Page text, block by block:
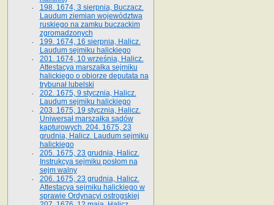
198. 1674, 3 sierpnia, Buczacz.
Laudum ziemian województwa
ruskiego na zamku buczackim
zgromadzonych
199. 1674, 16 sierpnia, Halicz.
Laudum sejmiku halickiego
201. 1674, 10 września, Halicz.
Attestacya marszałka sejmiku
halickiego o obiorze deputata na
trybunał lubelski
202. 1675, 9 stycznia, Halicz.
Laudum sejmiku halickiego
203. 1675, 19 stycznia, Halicz.
Uniwersał marszałka sądów
kapturowych. 204. 1675, 23
grudnia, Halicz. Laudum sejmiku
halickiego
205. 1675, 23 grudnia, Halicz.
Instrukcya sejmiku posłom na
sejm walny
206. 1675, 23 grudnia, Halicz.
Attestacya sejmiku halickiego w
sprawie Ordynacyi ostrogskiej